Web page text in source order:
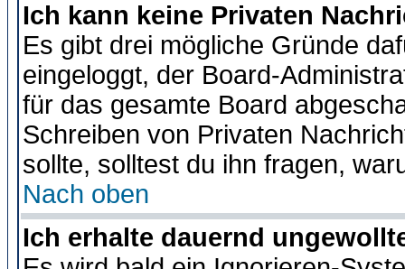
Ich kann keine Privaten
Es gibt drei mögliche Gründe
eingeloggt, der Board-
für das gesamte Board
Schreiben von Privaten
sollte, solltest du ihn fragen,
Nach oben
Ich erhalte dauernd